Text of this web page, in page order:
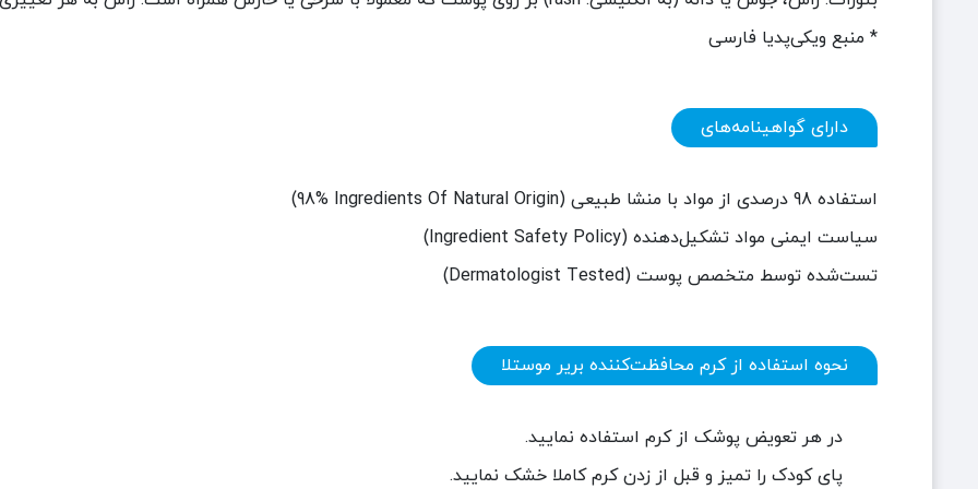
* منبع ویکی‌پدیا فارسی
دارای گواهینامه‌های
استفاده 9 8 درصدی از مواد با منشا طبیعی (98% Ingredients Of Natural Origin
)
سیاست ایمنی مواد تشکیل‌دهنده (Ingredient Safety Policy
)
تست‌شده توسط متخصص پوست (Dermatologist Tested
)
نحوه استفاده از کرم محافظت‌کننده بریر موستلا
در هر تعویض پوشک از کرم استفاده نمایید.
پای کودک را تمیز و قبل از زدن کرم کاملا خشک نمایید.